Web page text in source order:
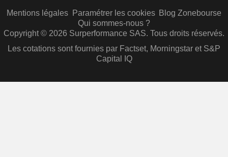
Mentions légales Paramétrer les cookies Blog Zonebourse
Qui sommes-nous ?
Copyright © 2026 Surperformance SAS. Tous droits réservés.
Les cotations sont fournies par Factset, Morningstar et S&P
Capital IQ